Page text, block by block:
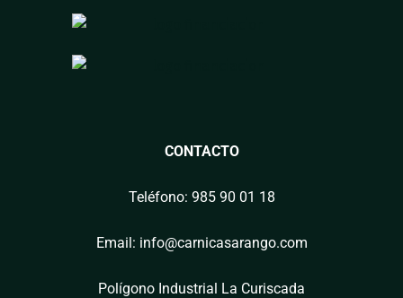
CONTACTO
Teléfono: 985 90 01 18
Email: info@carnicasarango.com
Polígono Industrial La Curiscada